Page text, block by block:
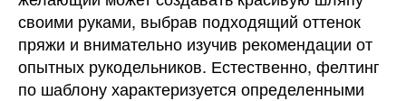
своими руками, выбрав подходящий оттенок
пряжи и внимательно изучив рекомендации от
опытных рукодельников. Естественно, фелтинг
по шаблону характеризуется определенными